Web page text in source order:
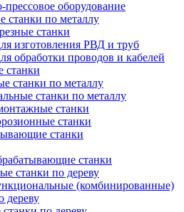
прессовое оборудование
станки по металлу
станки
изготовления РВД и труб
обработки проводов и кабелей
станки
станки по металлу
станки по металлу
станки
станки
станки
станки
станки по дереву
(комбинированные)
дереву